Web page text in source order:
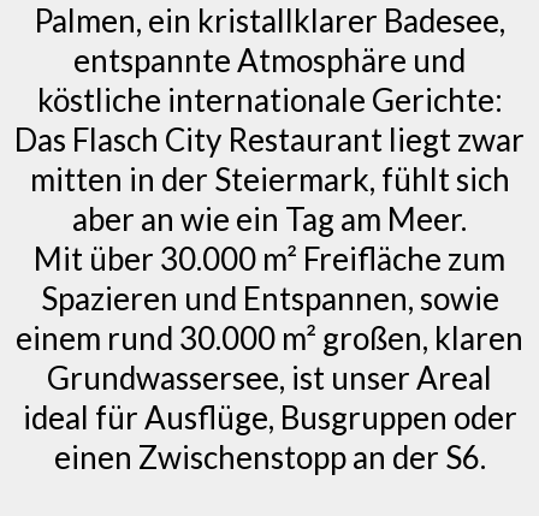
Palmen, ein kristallklarer Badesee,
entspannte Atmosphäre und
köstliche internationale Gerichte:
Das Flasch City Restaurant liegt zwar
mitten in der Steiermark, fühlt sich
aber an wie ein Tag am Meer.
Mit über 30.000 m² Freifläche zum
Spazieren und Entspannen, sowie
einem rund 30.000 m² großen, klaren
Grundwassersee, ist unser Areal
ideal für Ausflüge, Busgruppen oder
einen Zwischenstopp an der S6.